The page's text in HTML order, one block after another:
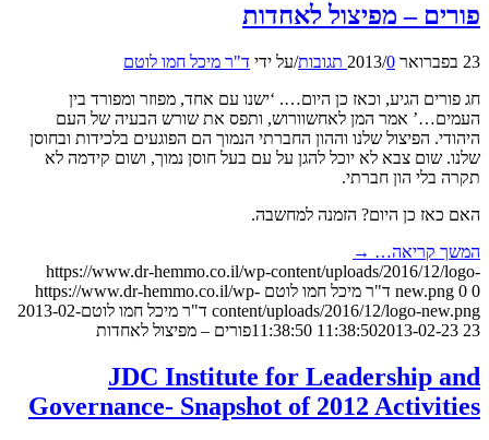
פורים – מפיצול לאחדות
23 בפברואר 2013 /0 תגובות /על ידי ד"ר מיכל חמו לוטם
חג פורים הגיע, וכאז כן היום…. ‘ישנו עם אחד, מפוזר ומפורד בין
העמים…’ אמר המן לאחשוורוש, ותפס את שורש הבעיה של העם
היהודי. הפיצול שלנו וההון החברתי הנמוך הם הפוגעים בלכידות ובחוסן
שלנו. שום צבא לא יוכל להגן על עם בעל חוסן נמוך, ושום קידמה לא
תקרה בלי הון חברתי.
האם כאז כן היום? הזמנה למחשבה.
המשך קריאה… →
https://www.dr-hemmo.co.il/wp-content/uploads/2016/12/logo-
new.png 0 0 ד"ר מיכל חמו לוטם https://www.dr-hemmo.co.il/wp-
content/uploads/2016/12/logo-new.png ד"ר מיכל חמו לוטם2013-02-
23 11:38:50
2013-02-23 11:38:50 פורים – מפיצול לאחדות
JDC Institute for Leadership and
Governance- Snapshot of 2012 Activities